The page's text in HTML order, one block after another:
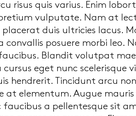
risus quis varius. Enim
vulputate. Nam at
duis ultricies lacus.
posuere morbi leo.
Blandit volutpat
eget nunc scelerisque
hendrerit. Tincidunt arcu
at elementum. Augue
a pellentesque sit